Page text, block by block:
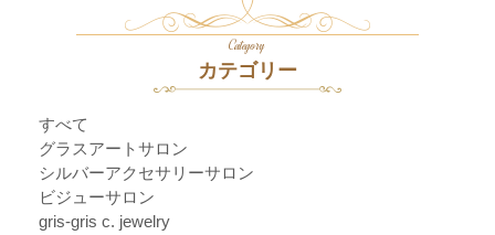
Category
カテゴリー
すべて
グラスアートサロン
シルバーアクセサリーサロン
ビジューサロン
gris-gris c. jewelry